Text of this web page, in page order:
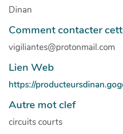
Dinan
Comment contacter
vigiliantes@protonmail.com
Lien Web
https://
Autre mot clef
circuits courts